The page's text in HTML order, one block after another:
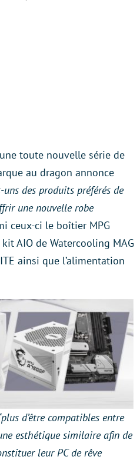
toute nouvelle série de
au dragon annonce
uns des produits préférés de
une nouvelle robe
ceux-ci le boîtier MPG
kit AIO de Watercooling MAG
ainsi que l’alimentation
d’être compatibles entre
esthétique similaire afin de
leur PC de rêve